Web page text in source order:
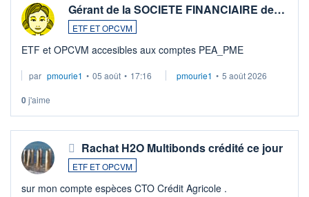
Gérant de la SOCIETE FINANCIAIRE de…
ETF ET OPCVM
ETF et OPCVM accesibles aux comptes PEA_PME
par pmourie1 • 05 août • 17:16 pmourie1 • 5 août 2026
0j'aime
Rachat H2O Multibonds crédité ce jour
ETF ET OPCVM
sur mon compte espèces CTO Crédit Agricole .